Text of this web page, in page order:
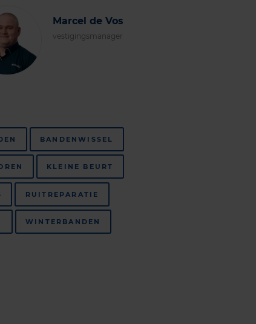
Marcel de Vos
vestigingsmanager
BANDENWISSEL
KLEINE BEURT
RUITREPARATIE
WINTERBANDEN